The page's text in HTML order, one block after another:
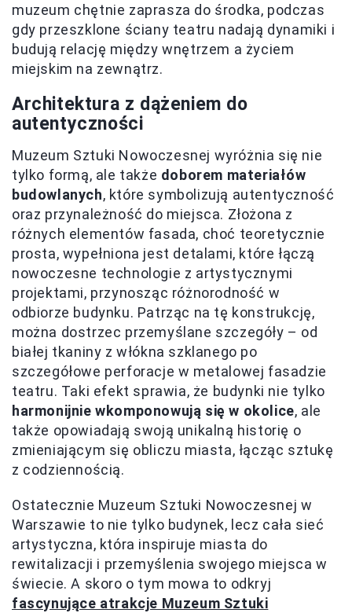
muzeum chętnie zaprasza do środka, podczas
gdy przeszklone ściany teatru nadają dynamiki i
budują relację między wnętrzem a życiem
miejskim na zewnątrz.
Architektura z dążeniem do
autentyczności
Muzeum Sztuki Nowoczesnej wyróżnia się nie
tylko formą, ale także doborem materiałów
budowlanych, które symbolizują autentyczność
oraz przynależność do miejsca. Złożona z
różnych elementów fasada, choć teoretycznie
prosta, wypełniona jest detalami, które łączą
nowoczesne technologie z artystycznymi
projektami, przynosząc różnorodność w
odbiorze budynku. Patrząc na tę konstrukcję,
można dostrzec przemyślane szczegóły – od
białej tkaniny z włókna szklanego po
szczegółowe perforacje w metalowej fasadzie
teatru. Taki efekt sprawia, że budynki nie tylko
harmonijnie wkomponowują się w okolice, ale
także opowiadają swoją unikalną historię o
zmieniającym się obliczu miasta, łącząc sztukę
z codziennością.
Ostatecznie Muzeum Sztuki Nowoczesnej w
Warszawie to nie tylko budynek, lecz cała sieć
artystyczna, która inspiruje miasta do
rewitalizacji i przemyślenia swojego miejsca w
świecie. A skoro o tym mowa to odkryj
fascynujące atrakcje Muzeum Sztuki